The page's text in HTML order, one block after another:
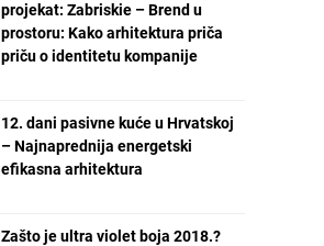
projekat: Zabriskie – Brend u
prostoru: Kako arhitektura priča
priču o identitetu kompanije
12. dani pasivne kuće u Hrvatskoj
– Najnaprednija energetski
efikasna arhitektura
Zašto je ultra violet boja 2018.?